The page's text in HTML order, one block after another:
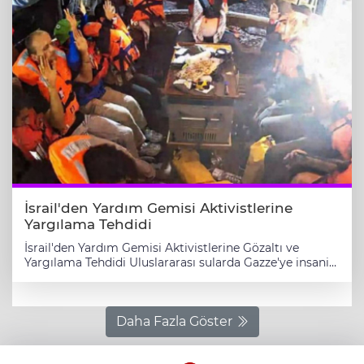
https://twitter.com/Kizilay/status/2014700284753113169
Gemide, kış mevsiminde temel ihtiyaçları karşılayacak
battaniye, giyim, gıda ve kavurma gibi insani yardım
malzemeleri bulunurken, yetkililer, “Bu iyilik
yolculuğunda bizimle olan tüm bağışçılarımıza
müteşekkiriz. İyiliği birlikte büyütüyoruz” açıklamasını
yaptı.
İsrail'den Yardım Gemisi Aktivistlerine
Yargılama Tehdidi
İsrail'den Yardım Gemisi Aktivistlerine Gözaltı ve
Yargılama Tehdidi Uluslararası sularda Gazze'ye insani
aktivisti Greta Thunberg ile Avrupa Parlamentosu
üyeleri, gazeteciler ve doktorların da bulunduğu 12
aktivist gözaltına alındı. İsrail Dışişleri Bakanlığı,
Daha Fazla Göster